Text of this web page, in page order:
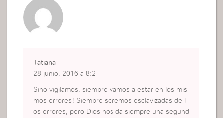
Tatiana
28 junio, 2016 a 8:2
Sino vigilamos, siempre vamos a estar en los mis
mos errores! Siempre seremos esclavizadas de l
os errores, pero Dios nos da siempre una segund